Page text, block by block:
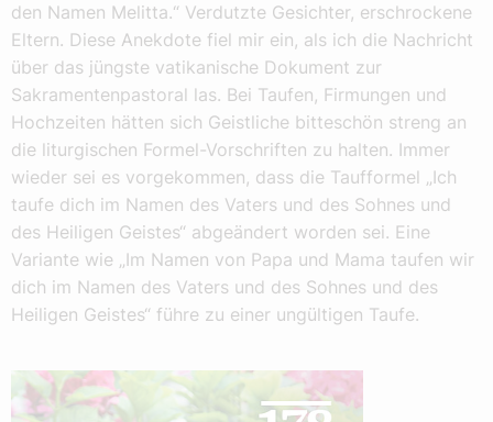
den Namen Melitta.“ Verdutzte Gesichter, erschrockene
Eltern. Diese Anekdote fiel mir ein, als ich die Nachricht
über das jüngste vatikanische Dokument zur
Sakramentenpastoral las. Bei Taufen, Firmungen und
Hochzeiten hätten sich Geistliche bitteschön streng an
die liturgischen Formel-Vorschriften zu halten. Immer
wieder sei es vorgekommen, dass die Taufformel „Ich
taufe dich im Namen des Vaters und des Sohnes und
des Heiligen Geistes“ abgeändert worden sei. Eine
Variante wie „Im Namen von Papa und Mama taufen wir
dich im Namen des Vaters und des Sohnes und des
Heiligen Geistes“ führe zu einer ungültigen Taufe.